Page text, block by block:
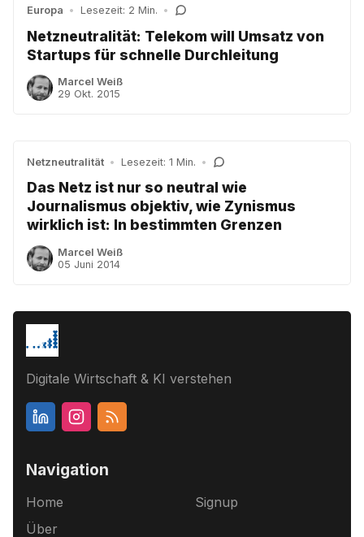
Europa • Lesezeit: 2 Min. •
Netzneutralität: Telekom will Umsatz von
Startups für schnelle Durchleitung
Marcel Weiß
29 Okt. 2015
Netzneutralität • Lesezeit: 1 Min. •
Das Netz ist nur so neutral wie
Journalismus objektiv, wie Zynismus
wirklich ist: In bestimmten Grenzen
Marcel Weiß
05 Juni 2014
Digitale Wirtschaft & KI verstehen
Navigation
Home
Über
Signup